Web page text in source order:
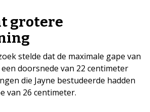
grotere
stelde dat de maximale gape van
doorsnede van 22 centimeter
die Jayne bestudeerde hadden
van 26 centimeter.